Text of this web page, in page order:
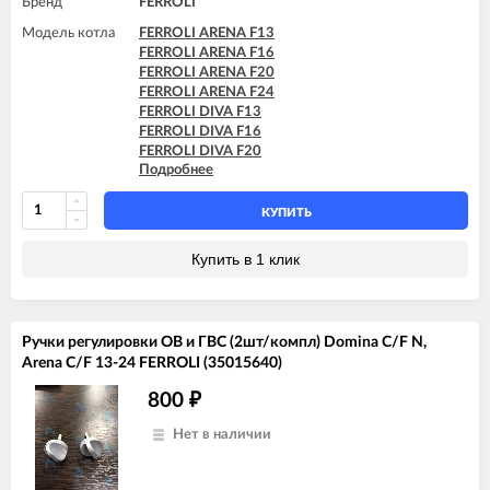
FERROLI DOMIproject F24 D
FERROLI DOMIproject F32
FERROLI DOMIproject F32 D
Модель котла
FERROLI ARENA F13
FERROLI ARENA F16
FERROLI ARENA F20
FERROLI ARENA F24
FERROLI DIVA F13
FERROLI DIVA F16
FERROLI DIVA F20
FERROLI DIVA F24
FERROLI DIVA F28
FERROLI DIVA F37
FERROLI DIVA HF32
FERROLI DIVAtech D F37
FERROLI DIVAtech D HF24
FERROLI DIVAtech D HF32
FERROLI DIVAtech F24 D
FERROLI DIVAtech F32 D
Подробнее
КУПИТЬ
Купить в 1 клик
Ручки регулировки ОВ и ГВС (2шт/компл) Domina C/F N,
Arena C/F 13-24 FERROLI (35015640)
800 ₽
Нет в наличии